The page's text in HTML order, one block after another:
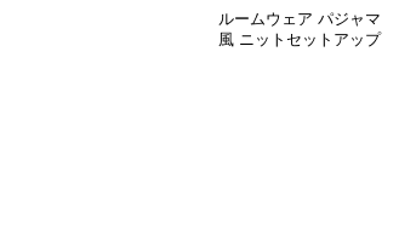
ルームウェア パジャマ
風 ニットセットアップ